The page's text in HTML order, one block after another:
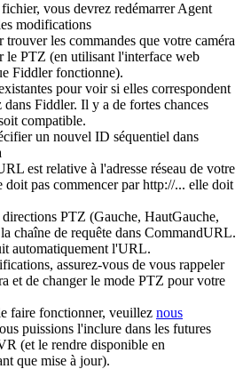
vous devrez redémarrer Agent
modifications
trouver les commandes que votre caméra
le PTZ (en utilisant l'interface web
Fiddler fonctionne).
pour voir si elles correspondent
dans Fiddler. Il y a de fortes chances
compatible.
un nouvel ID séquentiel dans
est relative à l'adresse réseau de votre
doit pas commencer par http://... elle doit
directions PTZ (Gauche, HautGauche,
chaîne de requête dans CommandURL.
automatiquement l'URL.
assurez-vous de vous rappeler
et de changer le mode PTZ pour votre
faire fonctionner, veuillez nous
puissions l'inclure dans les futures
(et le rendre disponible en
que mise à jour).